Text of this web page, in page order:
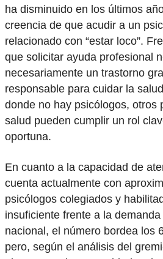
ha disminuido en los últimos
creencia de que acudir a un
relacionado con “estar loco”.
que solicitar ayuda profesional
necesariamente un trastorno
responsable para cuidar la
donde no hay psicólogos, otros
salud pueden cumplir un rol
oportuna.
En cuanto a la capacidad de
cuenta actualmente con
psicólogos colegiados y
insuficiente frente a la demanda
nacional, el número bordea los
pero, según el análisis del